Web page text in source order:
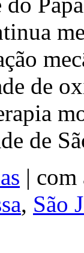
de
de
| com
, São